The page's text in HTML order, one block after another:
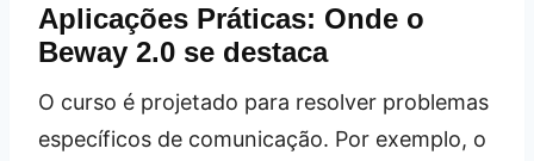
Aplicações Práticas: Onde o
Beway 2.0 se destaca
O curso é projetado para resolver problemas
específicos de comunicação. Por exemplo, o